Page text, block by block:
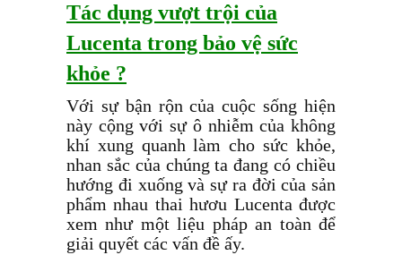
Tác dụng vượt trội của
Lucenta trong bảo vệ sức
khỏe ?
Với sự bận rộn của cuộc sống hiện
này cộng với sự ô nhiễm của không
khí xung quanh làm cho sức khỏe,
nhan sắc của chúng ta đang có chiều
hướng đi xuống và sự ra đời của sản
phẩm nhau thai hươu Lucenta được
xem như một liệu pháp an toàn để
giải quyết các vấn đề ấy.